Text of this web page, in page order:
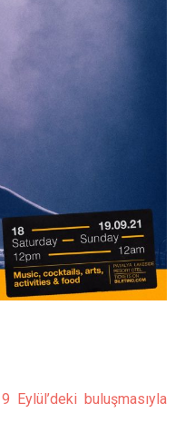
Eylül’deki buluşmasıyla